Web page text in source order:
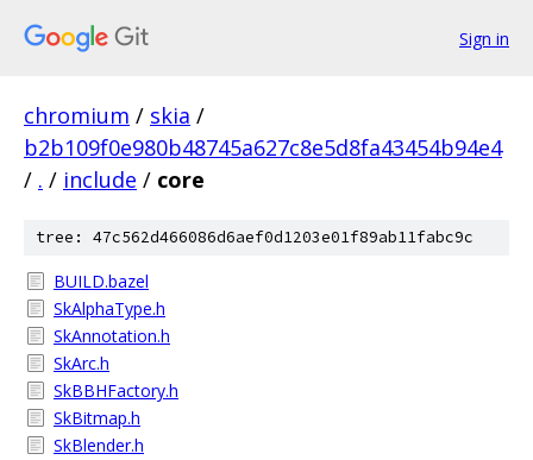
Sign in
chromium / skia /
b2b109f0e980b48745a627c8e5d8fa43454b94e4
/ . / include / core
tree: 47c562d466086d6aef0d1203e01f89ab11fabc9c
BUILD.bazel
SkAlphaType.h
SkAnnotation.h
SkArc.h
SkBBHFactory.h
SkBitmap.h
SkBlender.h